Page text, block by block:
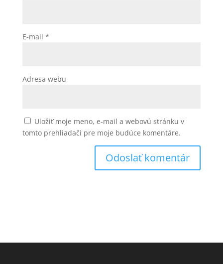
E-mail *
Adresa webu
Uložiť moje meno, e-mail a webovú stránku v
tomto prehliadači pre moje budúce komentáre.